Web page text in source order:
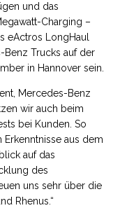
und das
Charging –
eActros LongHaul
Trucks auf der
in Hannover sein.
Mercedes-Benz
wir auch beim
bei Kunden. So
aus dem
auf das
des
uns sehr über die
Rhenus.“